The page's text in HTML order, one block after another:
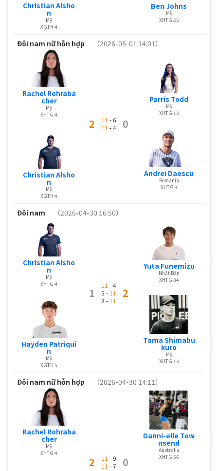
Christian Alsho
n
Mỹ
XGTH 4
Ben Johns
Mỹ
XHTG 25
Đôi nam nữ hỗn hợp （2026-05-01 14:01）
Rachel Rohraba
cher
Mỹ
XHTG 4
Christian Alsho
n
Mỹ
XGTH 4
2 11 - 6
11 - 4 0
Parris Todd
Mỹ
XHTG 13
Andrei Daescu
Romania
XHTG 4
Đôi nam （2026-04-30 16:50）
Christian Alsho
n
Mỹ
XHTG 4
Hayden Patriqui
n
Mỹ
XGTH 5
1
11 - 4
5 - 11
8 - 11
2
Yuta Funemizu
Nhật Bản
XHTG 84
Tama Shimabu
kuro
Mỹ
XHTG 13
Đôi nam nữ hỗn hợp （2026-04-30 14:11）
Rachel Rohraba
cher
Mỹ
XHTG 4
2 11 - 9
11 - 7 0
Danni-elle Tow
nsend
Australia
XHTG 56